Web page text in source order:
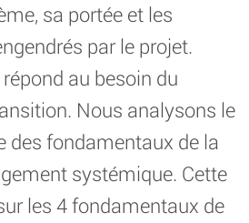
sa portée et les
par le projet.
au besoin du
Nous analysons le
des fondamentaux de la
systémique. Cette
les 4 fondamentaux de